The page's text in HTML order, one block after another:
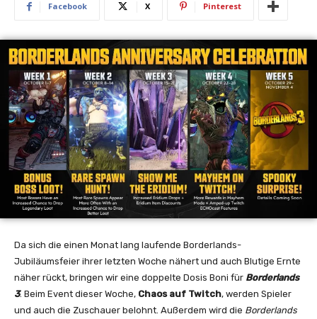
Facebook X Pinterest
Da sich die einen Monat lang laufende Borderlands-
Jubiläumsfeier ihrer letzten Woche nähert und auch Blutige Ernte
näher rückt, bringen wir eine doppelte Dosis Boni für Borderlands
3. Beim Event dieser Woche, Chaos auf Twitch, werden Spieler
und auch die Zuschauer belohnt. Außerdem wird die Borderlands